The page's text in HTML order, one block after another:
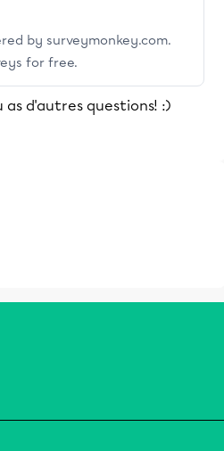
by surveymonkey.com.
for free.
d'autres questions! :)